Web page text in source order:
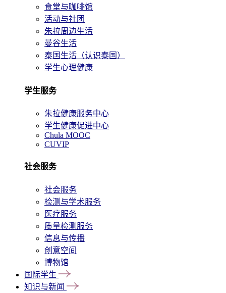
食堂与咖啡馆
活动与社团
朱拉周边生活
曼谷生活
泰国生活（认识泰国）
学生心理健康
学生服务
朱拉健康服务中心
学生健康促进中心
Chula MOOC
CUVIP
社会服务
社会服务
检测与学术服务
医疗服务
质量检测服务
信息与传播
创意空间
博物馆
国际学生
知识与新闻